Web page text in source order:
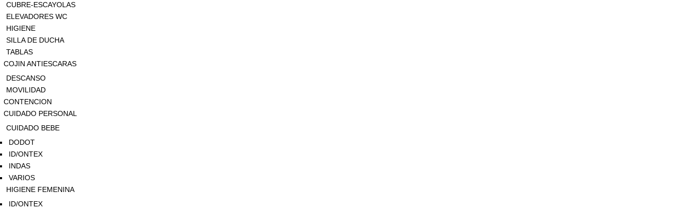
CUBRE-ESCAYOLAS
ELEVADORES WC
HIGIENE
SILLA DE DUCHA
TABLAS
COJIN ANTIESCARAS
DESCANSO
MOVILIDAD
CONTENCION
CUIDADO PERSONAL
CUIDADO BEBE
DODOT
ID/ONTEX
INDAS
VARIOS
HIGIENE FEMENINA
ID/ONTEX